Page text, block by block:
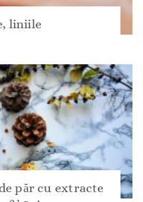
liniile
păr cu extracte